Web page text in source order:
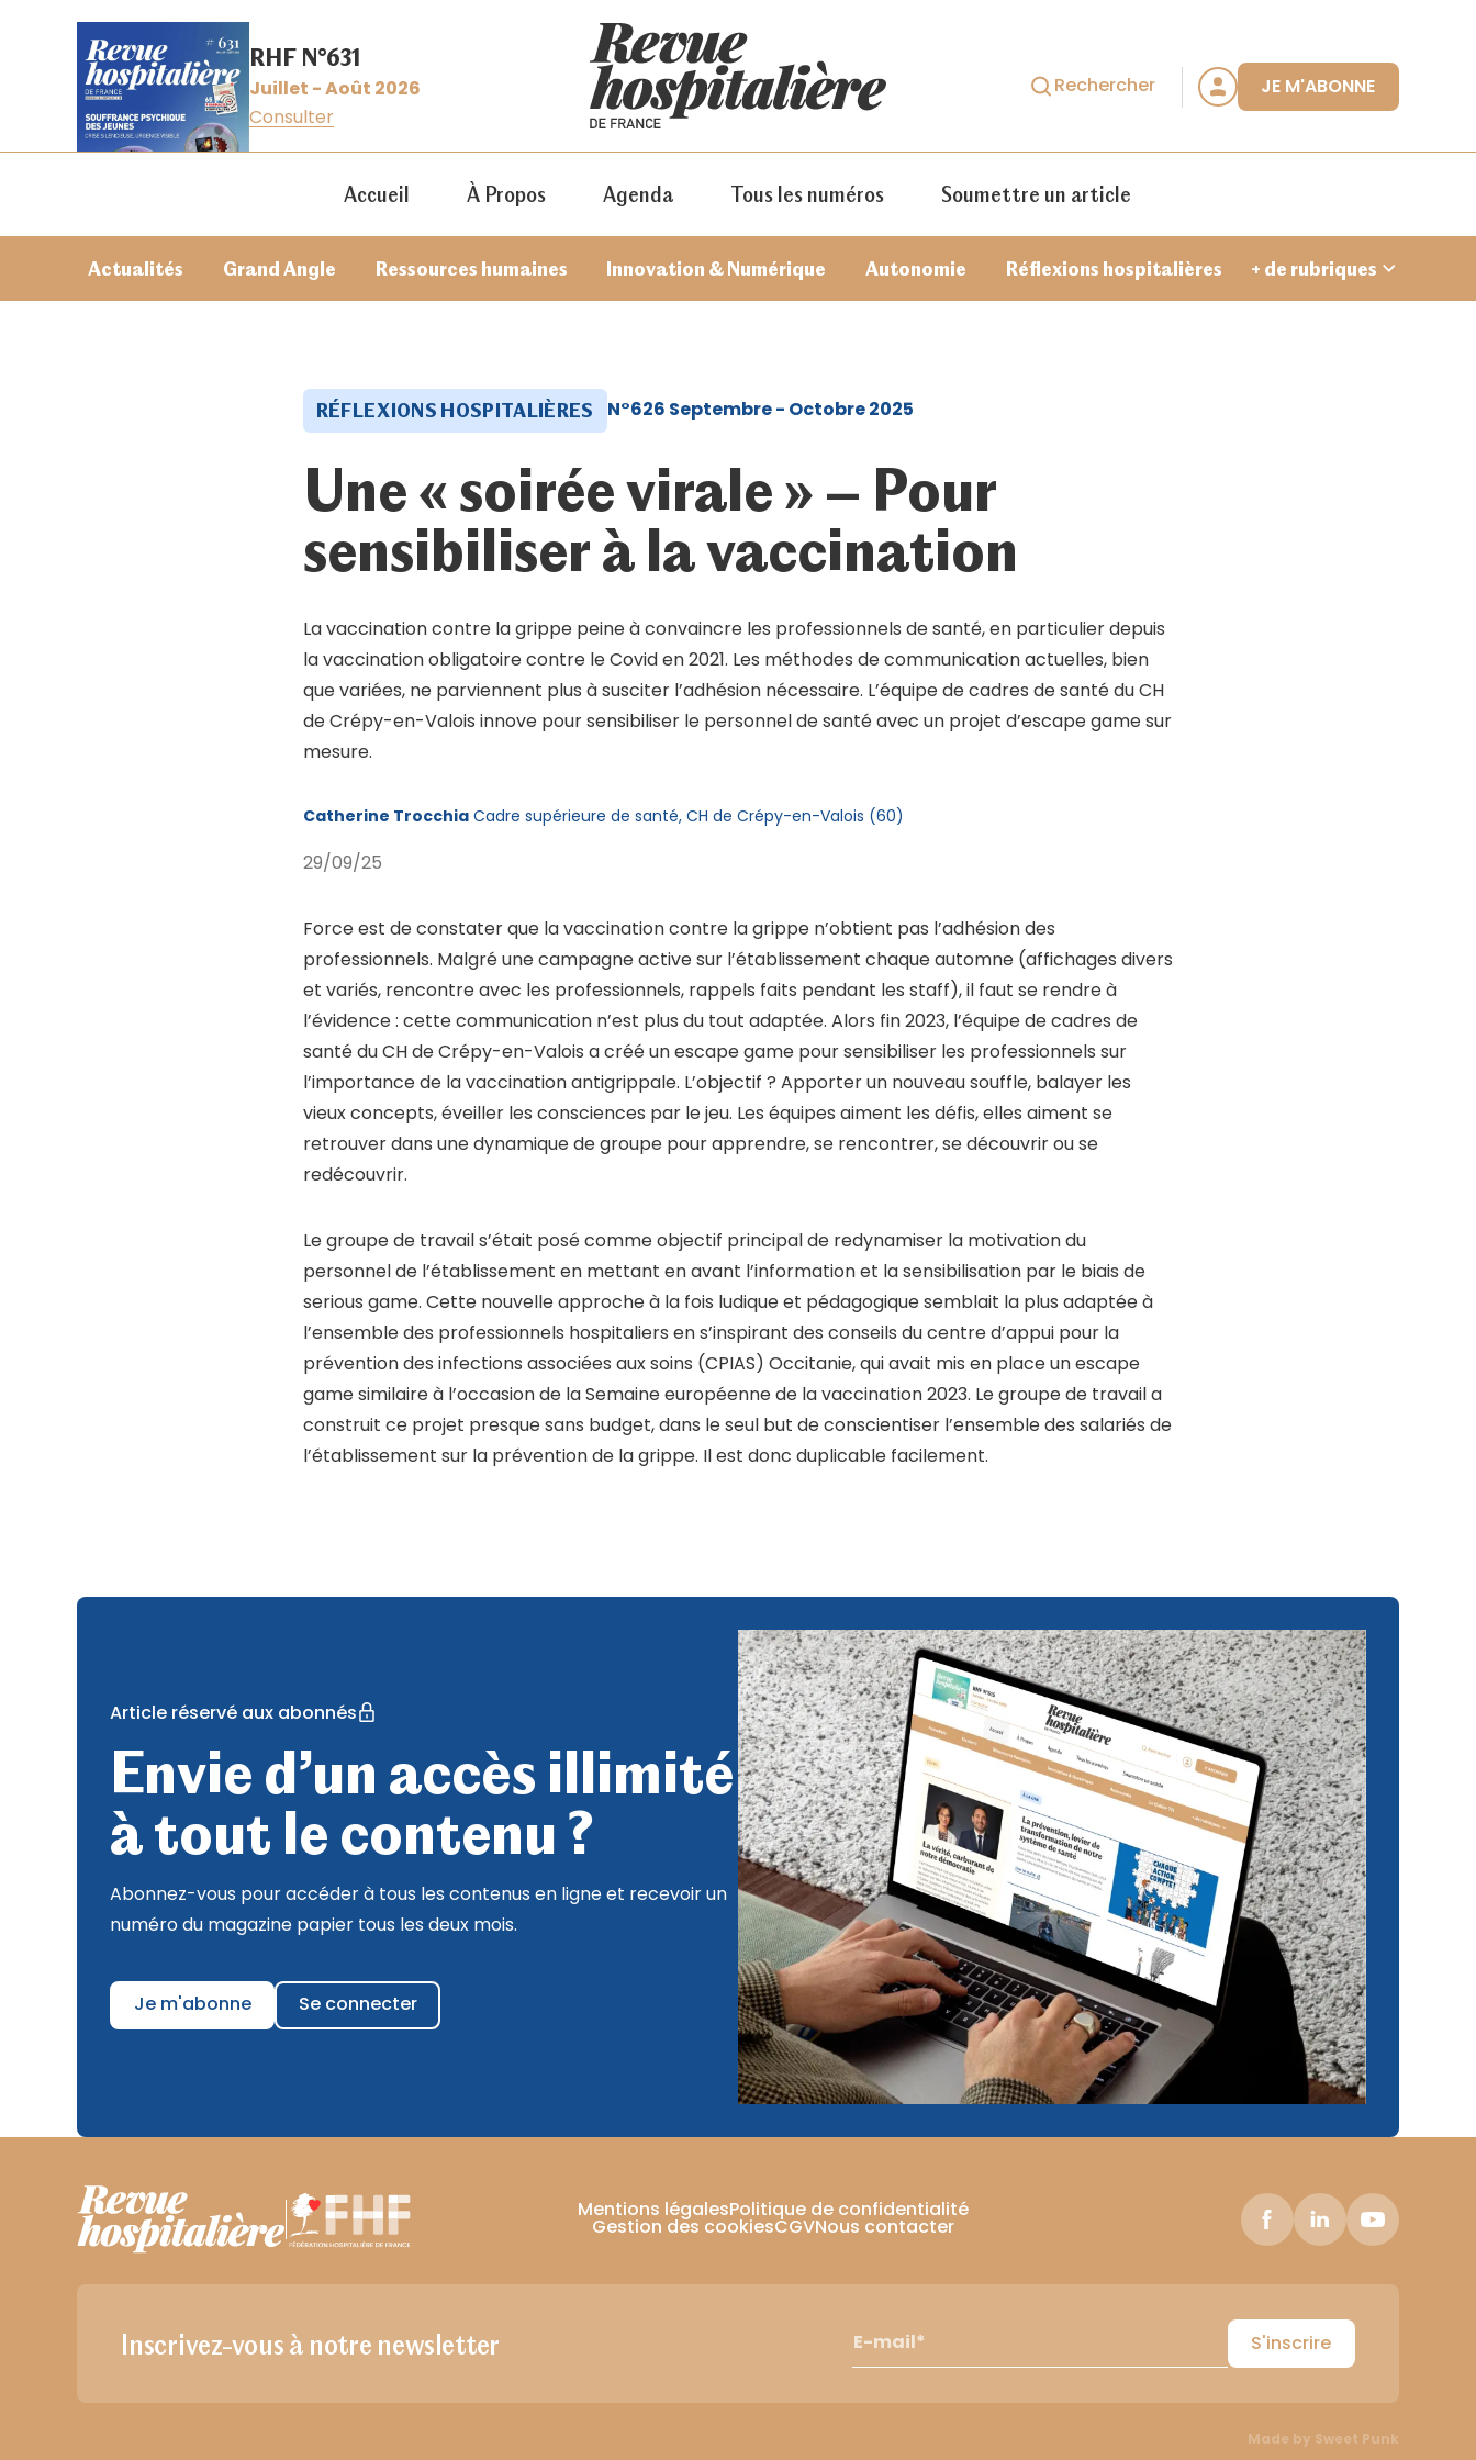
RHF N°631
Juillet - Août 2026
Consulter
Rechercher JE M'ABONNE
Accueil À Propos Agenda Tous les numéros Soumettre un article
Actualités Grand Angle Ressources humaines Innovation & Numérique Autonomie Réflexions hospitalières + de rubriques
Mot de passe oublié ?
RÉFLEXIONS HOSPITALIÈRES N°626 Septembre - Octobre 2025
Une « soirée virale » – Pour
sensibiliser à la vaccination
La vaccination contre la grippe peine à convaincre les professionnels de santé, en particulier depuis
la vaccination obligatoire contre le Covid en 2021. Les méthodes de communication actuelles, bien
que variées, ne parviennent plus à susciter l’adhésion nécessaire. L’équipe de cadres de santé du CH
de Crépy-en-Valois innove pour sensibiliser le personnel de santé avec un projet d’escape game sur
mesure.
Catherine TrocchiaCadre supérieure de santé, CH de Crépy-en-Valois (60)
29/09/25
Force est de constater que la vaccination contre la grippe n’obtient pas l’adhésion des
professionnels. Malgré une campagne active sur l’établissement chaque automne (affichages divers
et variés, rencontre avec les professionnels, rappels faits pendant les staff), il faut se rendre à
l’évidence : cette communication n’est plus du tout adaptée. Alors fin 2023, l’équipe de cadres de
santé du CH de Crépy-en-Valois a créé un escape game pour sensibiliser les professionnels sur
l’importance de la vaccination antigrippale. L’objectif ? Apporter un nouveau souffle, balayer les
vieux concepts, éveiller les consciences par le jeu. Les équipes aiment les défis, elles aiment se
retrouver dans une dynamique de groupe pour apprendre, se rencontrer, se découvrir ou se
redécouvrir.
Le groupe de travail s’était posé comme objectif principal de redynamiser la motivation du
personnel de l’établissement en mettant en avant l’information et la sensibilisation par le biais de
serious game. Cette nouvelle approche à la fois ludique et pédagogique semblait la plus adaptée à
l’ensemble des professionnels hospitaliers en s’inspirant des conseils du centre d’appui pour la
prévention des infections associées aux soins (CPIAS) Occitanie, qui avait mis en place un escape
game similaire à l’occasion de la Semaine européenne de la vaccination 2023. Le groupe de travail a
construit ce projet presque sans budget, dans le seul but de conscientiser l’ensemble des salariés de
l’établissement sur la prévention de la grippe. Il est donc duplicable facilement.
Article réservé aux abonnés
Envie d’un accès illimité
à tout le contenu ?
Abonnez-vous pour accéder à tous les contenus en ligne et recevoir un
numéro du magazine papier tous les deux mois.
Je m'abonne Se connecter
Mentions légalesPolitique de confidentialité
Gestion des cookiesCGVNous contacter
Inscrivez-vous à notre newsletter S'inscrire
Made by Sweet Punk